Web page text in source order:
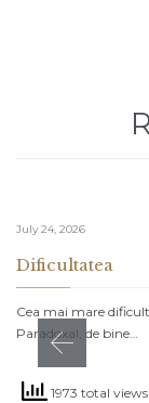
July 24, 2026
Dificultatea
Cea mai mare
Paradoxal, de bine…
1973 total views